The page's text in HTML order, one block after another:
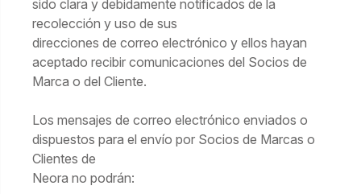
sido clara y debidamente notificados de la
recolección y uso de sus
direcciones de correo electrónico y ellos hayan
aceptado recibir comunicaciones del Socios de
Marca o del Cliente.
Los mensajes de correo electrónico enviados o
dispuestos para el envío por Socios de Marcas o
Clientes de
Neora no podrán: